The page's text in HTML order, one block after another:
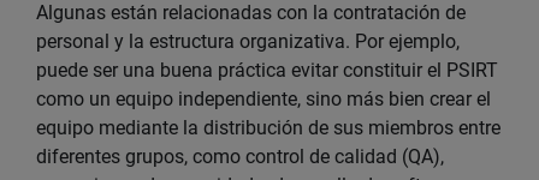
Algunas están relacionadas con la contratación de
personal y la estructura organizativa. Por ejemplo,
puede ser una buena práctica evitar constituir el PSIRT
como un equipo independiente, sino más bien crear el
equipo mediante la distribución de sus miembros entre
diferentes grupos, como control de calidad (QA),